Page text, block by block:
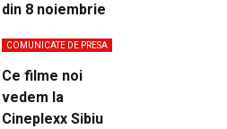
din 8 noiembrie
COMUNICATE DE PRESA
Ce filme noi
vedem la
Cineplexx Sibiu